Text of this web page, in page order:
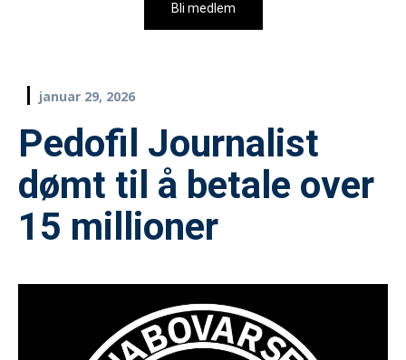
Bli medlem
januar 29, 2026
Pedofil Journalist
dømt til å betale over
15 millioner